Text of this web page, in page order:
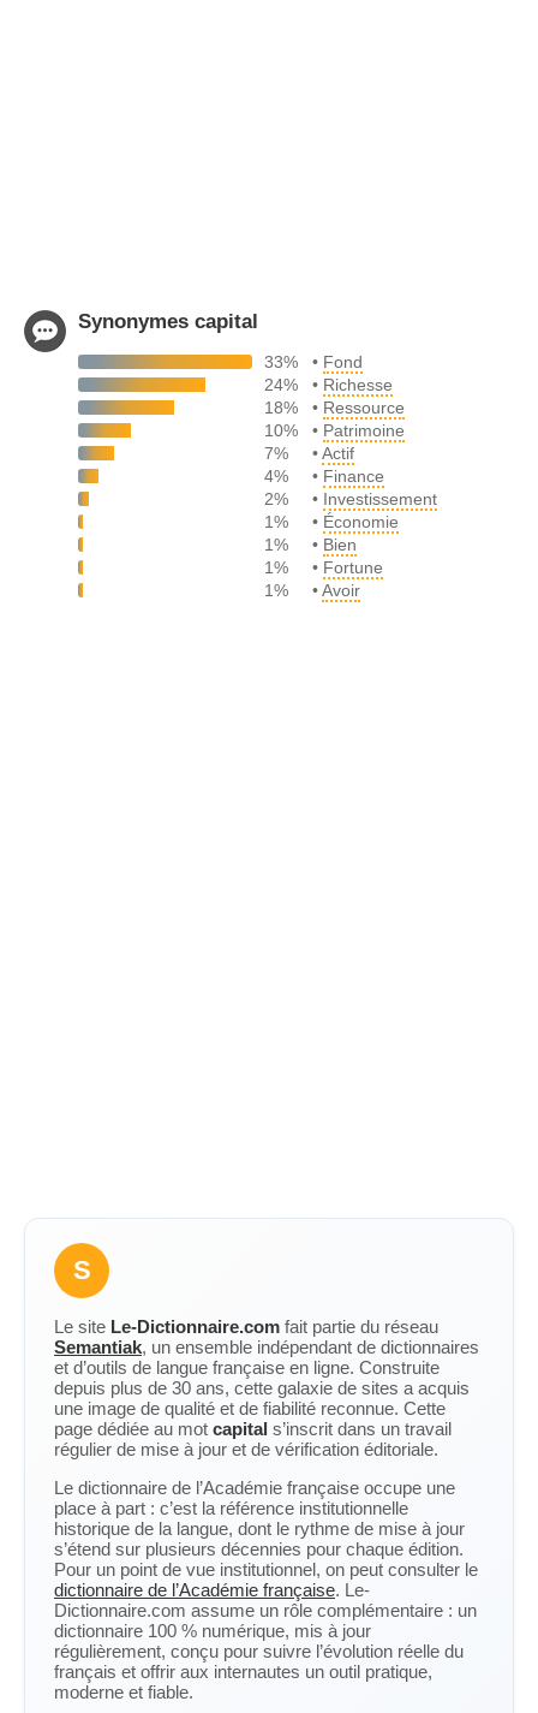
Synonymes capital
33% • Fond
24%
• Richesse
18%
• Ressource
10%
• Patrimoine
7%
•Actif
4%
• Finance
2%
• Investissement
1%
• Économie
1%
• Bien
1%
• Fortune
1%
•Avoir
S
Le site Le-Dictionnaire.com fait partie du réseau
Semantiak, un ensemble indépendant de dictionnaires
et d’outils de langue française en ligne. Construite
depuis plus de 30 ans, cette galaxie de sites a acquis
une image de qualité et de fiabilité reconnue. Cette
page dédiée au mot capital s’inscrit dans un travail
régulier de mise à jour et de vérification éditoriale.
Le dictionnaire de l’Académie française occupe une
place à part : c’est la référence institutionnelle
historique de la langue, dont le rythme de mise à jour
s’étend sur plusieurs décennies pour chaque édition.
Pour un point de vue institutionnel, on peut consulter le
dictionnaire de l’Académie française. Le-
Dictionnaire.com assume un rôle complémentaire : un
dictionnaire 100 % numérique, mis à jour
régulièrement, conçu pour suivre l’évolution réelle du
français et offrir aux internautes un outil pratique,
moderne et fiable.